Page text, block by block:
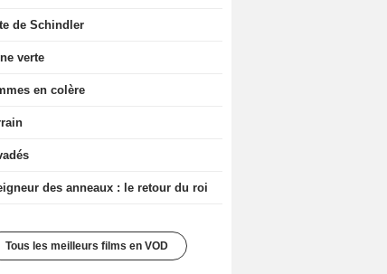
de Schindler
verte
en colère
des anneaux : le retour du roi
Tous les meilleurs films en VOD